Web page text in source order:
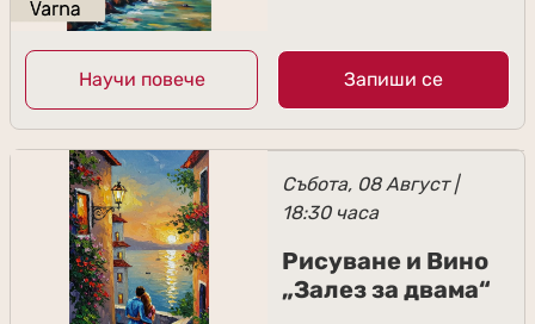
Научи повече Запиши се
Събота, 08 Август |
18:30 часа
Рисуване и Вино
„Залез за двама“